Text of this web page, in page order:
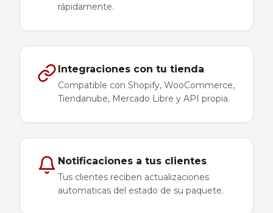
rápidamente.
Integraciones con tu tienda
Compatible con Shopify, WooCommerce,
Tiendanube, Mercado Libre y API propia.
Notificaciones a tus clientes
Tus clientes reciben actualizaciones
automaticas del estado de su paquete.